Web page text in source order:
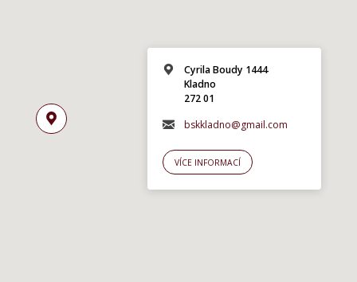
Cyrila Boudy 1444
Kladno
272 01
bskkladno@gmail.com
VÍCE INFORMACÍ